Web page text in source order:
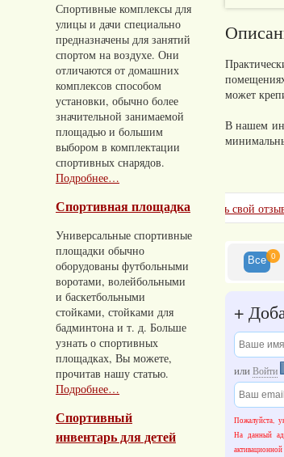
Спортивные комплексы для
улицы и дачи специально
предназначены для занятий
спортом на воздухе. Они
отличаются от домашних
комплексов способом
установки, обычно более
значительной занимаемой
площадью и большим
выбором в комплектации
спортивных снарядов.
Подробнее…
Спортивная площадка
Универсальные спортивные
площадки обычно
оборудованы футбольными
воротами, волейбольными
и баскетбольными
стойками, стойками для
бадминтона и т. д. Больше
узнать о спортивных
площадках, Вы можете,
прочитав нашу статью.
Подробнее…
Спортивный
инвентарь для детей
может
В нашем
+Добавить свой
Все 0
+
илиВойти
Пожалуйста,
На данный